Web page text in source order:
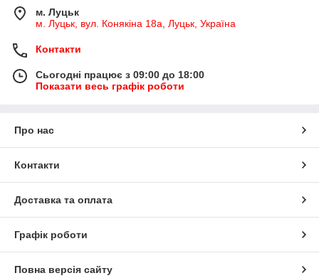
м. Луцьк
м. Луцьк, вул. Конякіна 18а, Луцьк, Україна
Контакти
Сьогодні працює з 09:00 до 18:00
Показати весь графік роботи
Про нас
Контакти
Доставка та оплата
Графік роботи
Повна версія сайту